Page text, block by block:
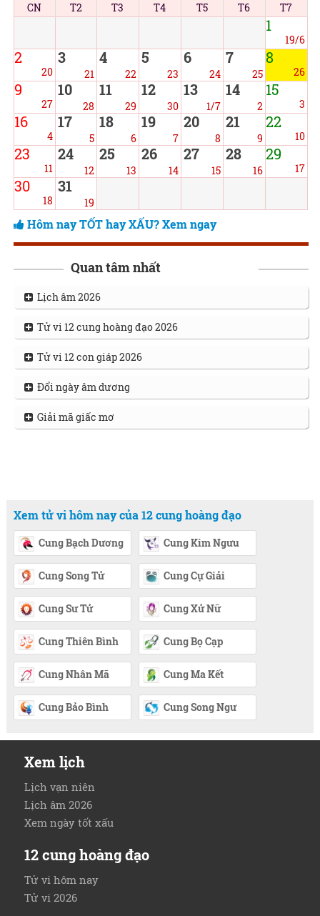
CN T2 T3 T4 T5 T6 T7
1
19/6
2
20
3
21
4
22
5
23
6
24
7
25
8
26
9
27
10
28
11
29
12
30
13
1/7
14
2
15
3
16
4
17
5
18
6
19
7
20
8
21
9
22
10
23
11
24
12
25
13
26
14
27
15
28
16
29
17
30
18
31
19
Hôm nay TỐT hay XẤU? Xem ngay
Quan tâm nhất
Lịch âm 2026
Tử vi 12 cung hoàng đạo 2026
Tử vi 12 con giáp 2026
Đổi ngày âm dương
Giải mã giấc mơ
Xem tử vi hôm nay của 12 cung hoàng đạo
Cung Bạch Dương Cung Kim Ngưu
Cung Song Tử Cung Cự Giải
Cung Sư Tử Cung Xử Nữ
Cung Thiên Bình Cung Bọ Cạp
Cung Nhân Mã Cung Ma Kết
Cung Bảo Bình Cung Song Ngư
Xem lịch
Lịch vạn niên
Lịch âm 2026
Xem ngày tốt xấu
12 cung hoàng đạo
Tử vi hôm nay
Tử vi 2026